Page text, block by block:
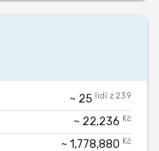
~ 25 lidí z 239
~ 22,236 Kč
~ 1,778,880 Kč